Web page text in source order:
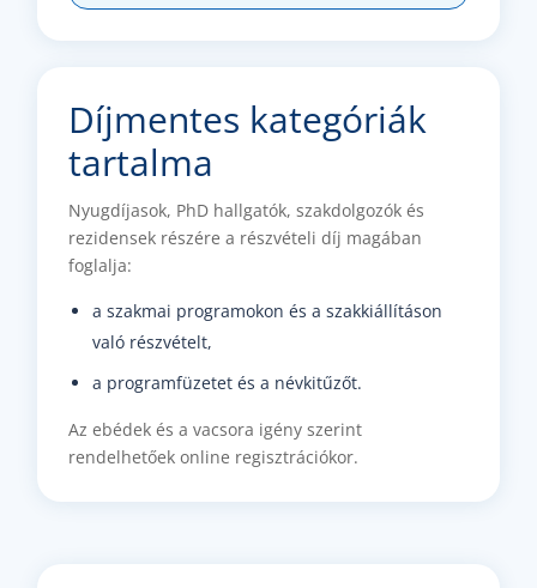
Díjmentes kategóriák
tartalma
Nyugdíjasok, PhD hallgatók, szakdolgozók és
rezidensek részére a részvételi díj magában
foglalja:
a szakmai programokon és a szakkiállításon
való részvételt,
a programfüzetet és a névkitűzőt.
Az ebédek és a vacsora igény szerint
rendelhetőek online regisztrációkor.